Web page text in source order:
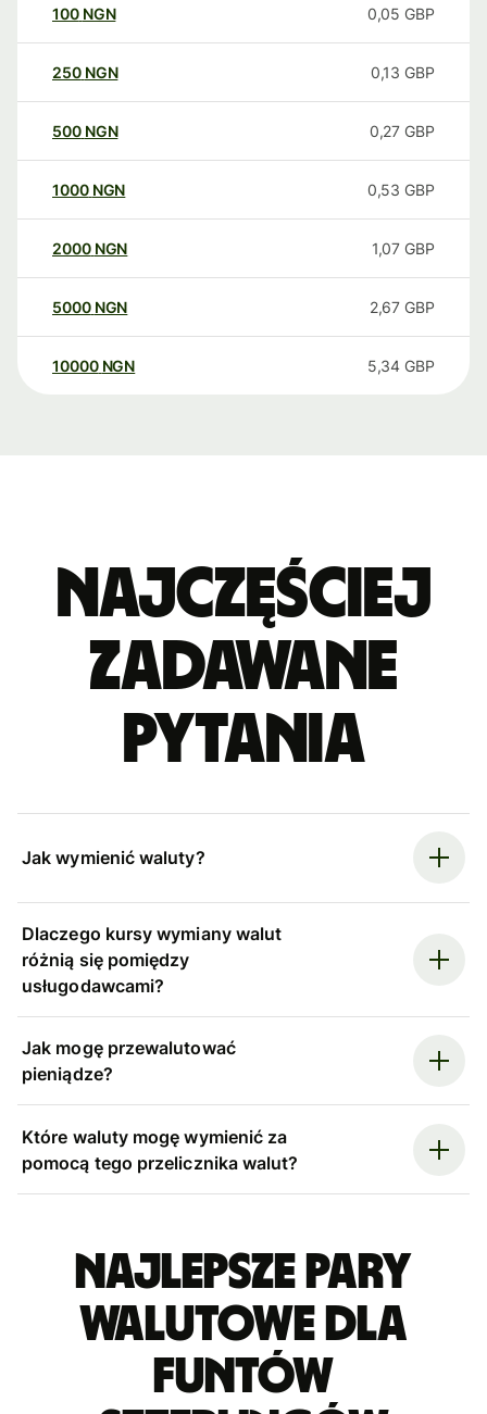
100 NGN 0,05 GBP
250 NGN 0,13 GBP
500 NGN 0,27 GBP
1000 NGN 0,53 GBP
2000 NGN 1,07 GBP
5000 NGN 2,67 GBP
10000 NGN 5,34 GBP
Najczęściej
zadawane
pytania
Jak wymienić waluty?
Dlaczego kursy wymiany walut
różnią się pomiędzy
usługodawcami?
Jak mogę przewalutować
pieniądze?
Które waluty mogę wymienić za
pomocą tego przelicznika walut?
Najlepsze pary
walutowe dla
funtów